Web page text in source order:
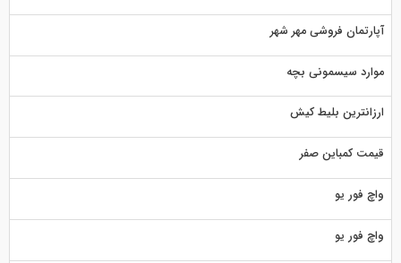
آپارتمان فروشی مهر شهر
موارد سیسمونی بچه
ارزانترین بلیط کیش
قیمت کمباین صفر
واچ فور یو
واچ فور یو